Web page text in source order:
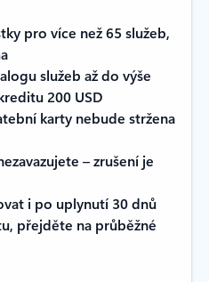
pro více než 65 služeb,
služeb až do výše
200 USD
karty nebude stržena
–⁠⁠ zrušení je
i po uplynutí 30 dnů
přejděte na průběžné